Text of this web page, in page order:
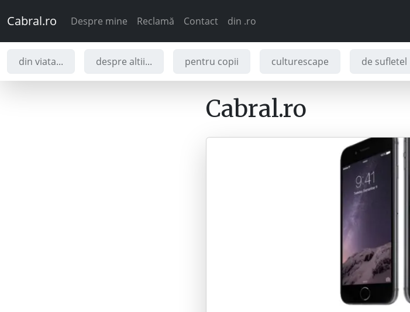
Cabral.ro Despre mine Reclamă Contact din .ro
din viata... despre altii... pentru copii culturescape de sufletel
Cabral.ro